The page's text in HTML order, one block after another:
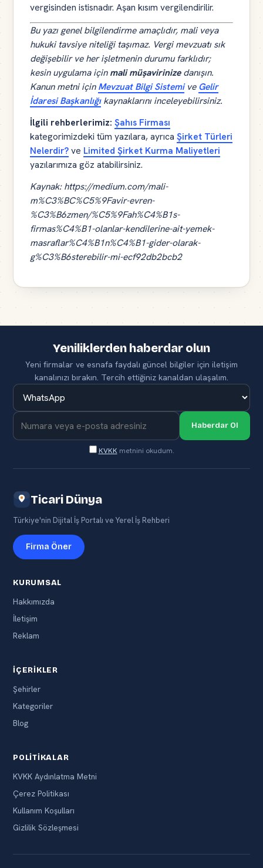
vergisinden istisnadır. Aşan kısım vergilendirilir.
Bu yazı genel bilgilendirme amaçlıdır, mali veya
hukuki tavsiye niteliği taşımaz. Vergi mevzuatı sık
değişebilir ve her işletmenin durumu farklıdır;
kesin uygulama içinmali müşavirinizedanışın.
Kanun metni içinMevzuat Bilgi SistemiveGelir
İdaresi Başkanlığıkaynaklarını inceleyebilirsiniz.
İlgili rehberlerimiz: Şahıs Firması
kategorimizdeki tüm yazılara, ayrıca Şirket Türleri
Nelerdir?ve Limited Şirket Kurma Maliyetleri
yazılarımıza göz atabilirsiniz.
Kaynak: https://medium.com/mali-
m%C3%BC%C5%9Favir-evren-
%C3%B6zmen/%C5%9Fah%C4%B1s-
firmas%C4%B1-olanlar-kendilerine-ait-yemek-
masraflar%C4%B1n%C4%B1-gider-olarak-
g%C3%B6sterebilir-mi-ecf92db2bcb2
Yeniliklerden haberdar olun
Yeni firmalar ve esnafa faydalı güncel bilgiler için iletişim
kanalınızı bırakın. Tercih ettiğiniz kanaldan ulaşalım.
Haberdar Ol
KVKK metnini okudum.
Ticari Dünya
Türkiye'nin Dijital İş Portalı ve Yerel İş Rehberi
Firma Öner
KURUMSAL
Hakkımızda
İletişim
Reklam
İÇERIKLER
Şehirler
Kategoriler
Blog
POLITIKALAR
KVKK Aydınlatma Metni
Çerez Politikası
Kullanım Koşulları
Gizlilik Sözleşmesi